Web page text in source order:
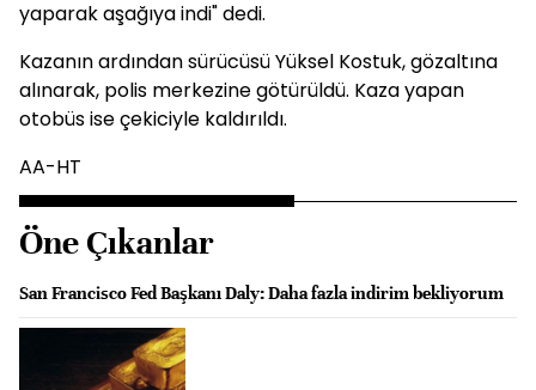
yaparak aşağıya indi" dedi.
Kazanın ardından sürücüsü Yüksel Kostuk, gözaltına
alınarak, polis merkezine götürüldü. Kaza yapan
otobüs ise çekiciyle kaldırıldı.
AA-HT
Öne Çıkanlar
San Francisco Fed Başkanı Daly: Daha fazla indirim bekliyorum